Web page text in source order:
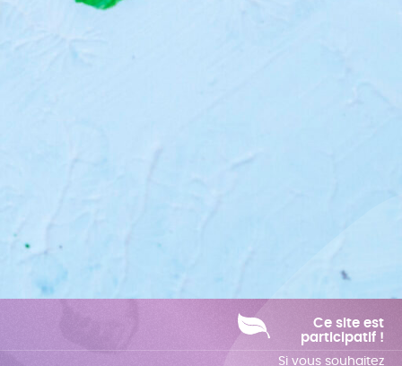
Ce site est
participatif !
Si vous souhaitez